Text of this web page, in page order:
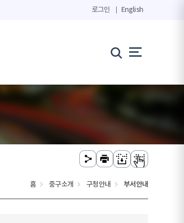
로그인 English
홈 중구소개 구청안내 부서안내